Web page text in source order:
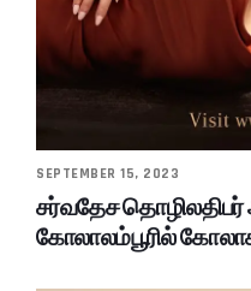
SEPTEMBER 15, 2023
சர்வதேச
கோலாலம்பூரில்